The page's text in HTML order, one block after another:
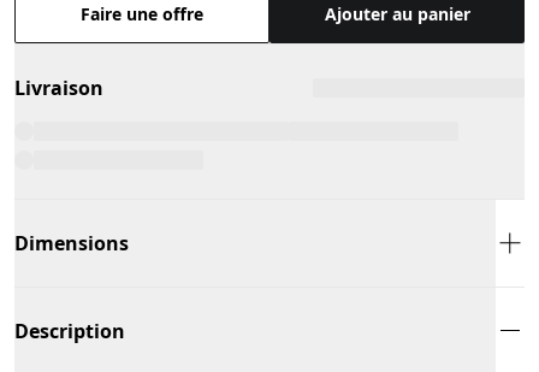
Faire une offre Ajouter au panier
Livraison
Dimensions
Description